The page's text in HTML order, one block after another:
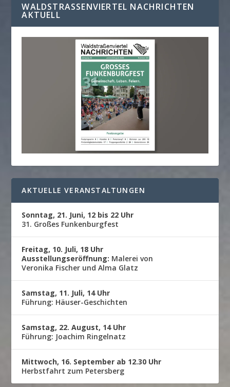
WALDSTRASSENVIERTEL NACHRICHTEN A
KTUELL
AKTUELLE VERANSTALTUNGEN
Sonntag, 21. Juni, 12 bis 22 Uhr
31. Großes Funkenburgfest
Freitag, 10. Juli, 18 Uhr
Ausstellungseröffnung: Malerei von
Veronika Fischer und Alma Glatz
Samstag, 11. Juli, 14 Uhr
Führung: Häuser-Geschichten
Samstag, 22. August, 14 Uhr
Führung: Joachim Ringelnatz
Mittwoch, 16. September ab 12.30 Uhr
Herbstfahrt zum Petersberg